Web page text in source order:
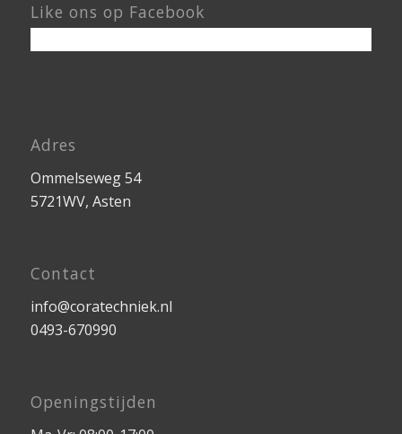
Like ons op Facebook
Adres
Ommelseweg 54
5721WV, Asten
Contact
info@coratechniek.nl
0493-670990
Openingstijden